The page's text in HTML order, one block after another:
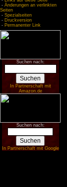
- Änderungen an verlinkten
Seiten
- Spezialseiten
- Druckversion
- Permanenter Link
Suchen nach:
In Partnerschaft mit
Amazon.de
Suchen nach:
In Partnerschaft mit Google